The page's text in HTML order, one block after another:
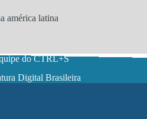
américa latina
do CTRL+S
Digital Brasileira